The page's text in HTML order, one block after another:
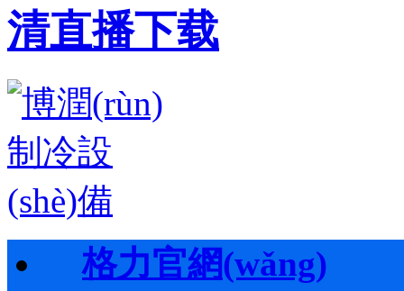
清直播下载
格力官網(wǎng)